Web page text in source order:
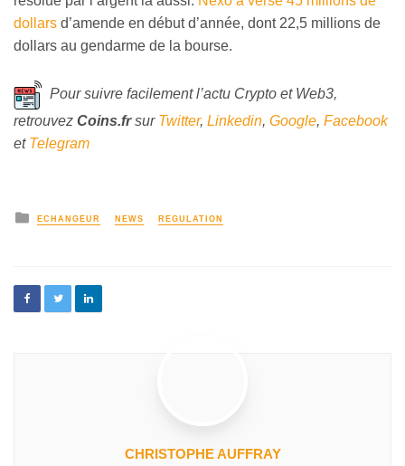
dollars d’amende en début d’année, dont 22,5 millions de
dollars au gendarme de la bourse.
Pour suivre facilement l’actu Crypto et Web3,
retrouvez Coins.frsur Twitter, Linkedin, Google, Facebook
et Telegram
ECHANGEUR NEWS REGULATION
CHRISTOPHE AUFFRAY